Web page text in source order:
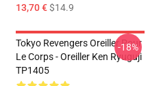
13,70 €$14.9
Tokyo Revengers Oreiller Pour
Le Corps - Oreiller Ken Ryuguji
TP1405
-18%